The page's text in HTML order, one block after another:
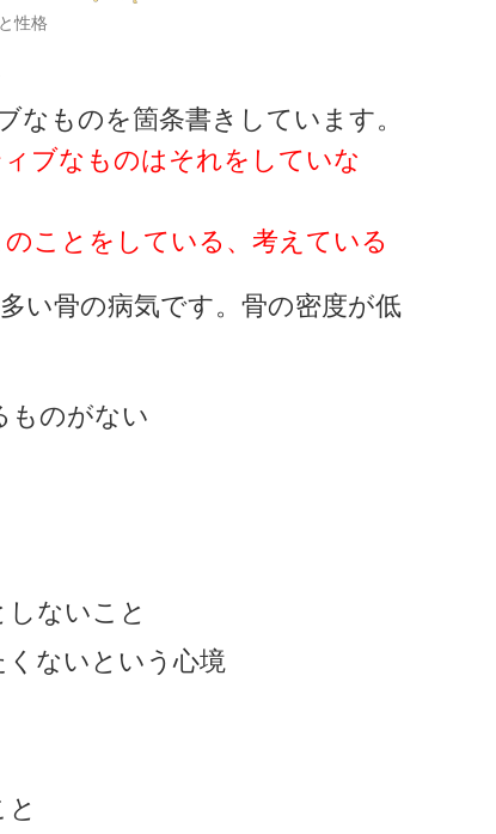
性格
ものを箇条書きしています。
ブなものはそれをしていな
ことをしている、考えている
い骨の病気です。骨の密度が低
ものがない
ないこと
くないという心境